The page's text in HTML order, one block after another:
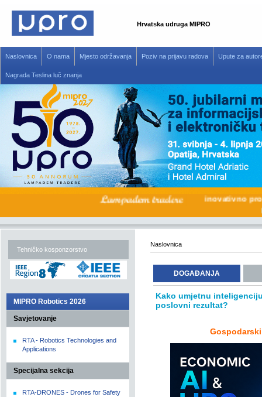
Hrvatska udruga MIPRO
Naslovnica O nama Mjesto održavanja Poziv na prijavu radova Upute za
Nagrada Teslina luč znanja
inovativno
Tehničko kosponzorstvo
MIPRO Robotics 2026
Savjetovanje
RTA - Robotics Technologies and
Applications
Specijalna sekcija
RTA-DRONES - Drones for Safety
Naslovnica
DOGAĐANJA
Kako umjetnu
poslovni rezultat?
Gospodarski